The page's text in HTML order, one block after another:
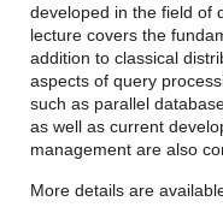
developed in the field of
lecture covers the
addition to classical
aspects of query
such as parallel
as well as current
management are also
More details are